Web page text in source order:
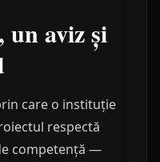
un aviz și
care o instituție
respectă
competență —